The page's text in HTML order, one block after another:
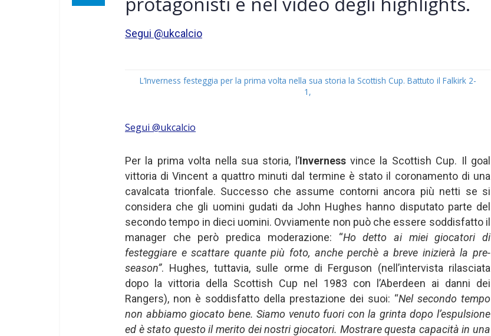
Segui @ukcalcio
L’Inverness festeggia per la prima volta nella sua storia la Scottish Cup. Battuto il Falkirk 2-
1,
Segui @ukcalcio
Per la prima volta nella sua storia, l’Invernessvince la Scottish Cup. Il goal
vittoria di Vincent a quattro minuti dal termine è stato il coronamento di una
cavalcata trionfale. Successo che assume contorni ancora più netti se si
considera che gli uomini gudati da John Hughes hanno disputato parte del
secondo tempo in dieci uomini. Ovviamente non può che essere soddisfatto il
manager che però predica moderazione: “Ho detto ai miei giocatori di
festeggiare e scattare quante più foto, anche perchè a breve inizierà la pre-
season”. Hughes, tuttavia, sulle orme di Ferguson (nell’intervista rilasciata
dopo la vittoria della Scottish Cup nel 1983 con l’Aberdeen ai danni dei
Rangers), non è soddisfatto della prestazione dei suoi: “Nel secondo tempo
non abbiamo giocato bene. Siamo venuto fuori con la grinta dopo l’espulsione
ed è stato questo il merito dei nostri giocatori. Mostrare questa capacità in una